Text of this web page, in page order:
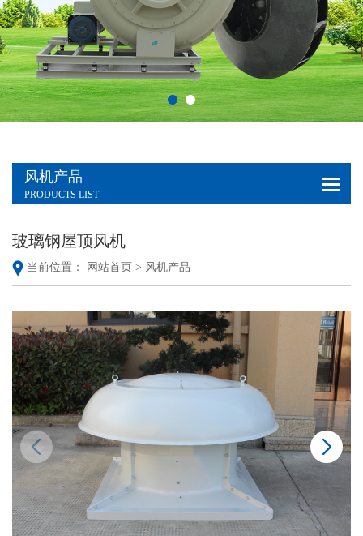
风机产品
PRODUCTS LIST
玻璃钢屋顶风机
当前位置： 网站首页 > 风机产品